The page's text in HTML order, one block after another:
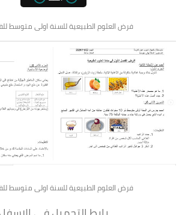
فرض العلوم الطبيعية للسنة اولى متوسط
فرض العلوم الطبيعية للسنة اولى متوسط